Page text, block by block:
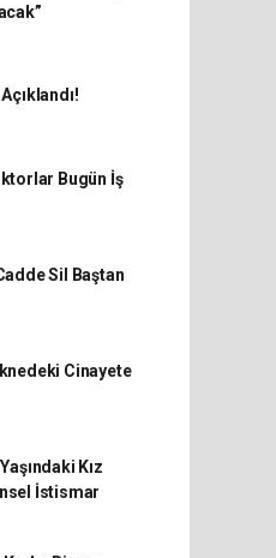
Bugün İş
Sil Baştan
Cinayete
Kız
İstismar